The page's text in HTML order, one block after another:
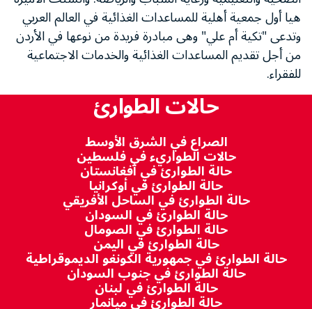
هيا أول جمعية أهلية للمساعدات الغذائية في العالم العربي
وتدعى "تكية أم علي" وهى مبادرة فريدة من نوعها في الأردن
من أجل تقديم المساعدات الغذائية والخدمات الاجتماعية
للفقراء.
حالات الطوارئ
الصراع في الشرق الأوسط
حالات الطواريء في فلسطين
حالة الطوارئ في أفغانستان
حالة الطوارئ في أوكرانيا
حالة الطوارئ في الساحل الأفريقي
حالة الطوارئ في السودان
حالة الطوارئ في الصومال
حالة الطوارئ في اليمن
حالة الطوارئ في جمهورية الكونغو الديموقراطية
حالة الطوارئ في جنوب السودان
حالة الطوارئ في لبنان
حالة الطوارئ في ميانمار